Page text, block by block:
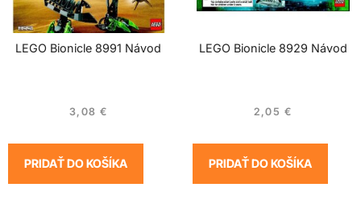
LEGO Bionicle 8991 Návod
3,08 €
PRIDAŤ DO KOŠÍKA
LEGO Bionicle 8929 Návod
2,05 €
PRIDAŤ DO KOŠÍKA